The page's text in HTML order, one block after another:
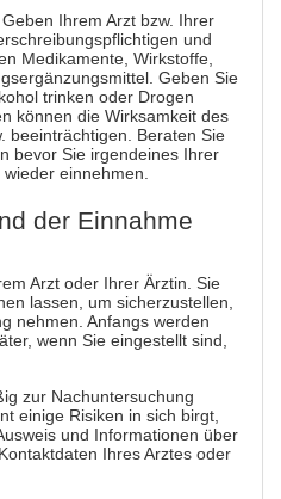
Ihrem Arzt bzw. Ihrer
und
Medikamente, Wirkstoffe,
Geben Sie
trinken oder Drogen
können die Wirksamkeit des
beeinträchtigen. Beraten Sie
bevor Sie irgendeines Ihrer
einnehmen.
der Einnahme
Arzt oder Ihrer Ärztin. Sie
lassen, um sicherzustellen,
nehmen. Anfangs werden
wenn Sie eingestellt sind,
zur Nachuntersuchung
einige Risiken in sich birgt,
und Informationen über
Ihres Arztes oder